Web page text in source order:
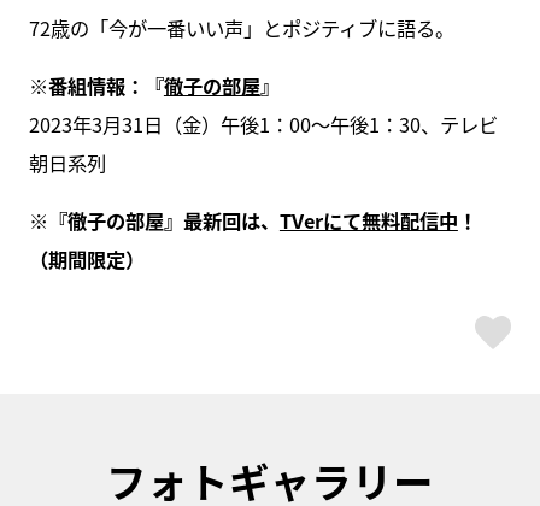
72歳の「今が一番いい声」とポジティブに語る。
※番組情報：『徹子の部屋』
2023年3月31日（金）午後1：00～午後1：30、テレビ
朝日系列
※『徹子の部屋』最新回は、 TVerにて無料配信中 ！
（期間限定）
フォトギャラリー